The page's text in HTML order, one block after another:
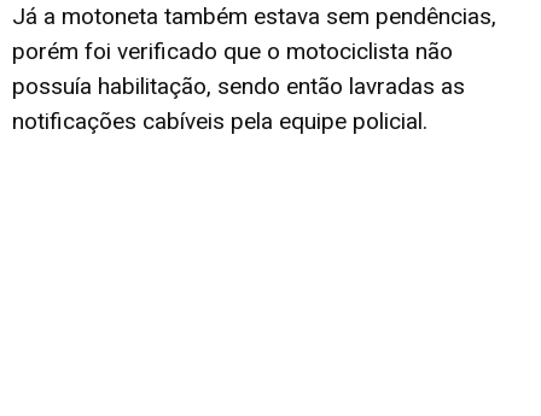
Já a motoneta também estava sem pendências,
porém foi verificado que o motociclista não
possuía habilitação, sendo então lavradas as
notificações cabíveis pela equipe policial.